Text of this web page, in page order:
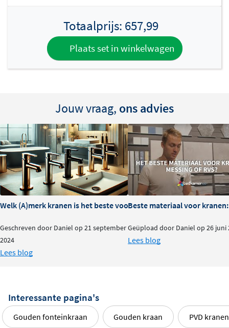
Totaalprijs: 657,99
Plaats set in winkelwagen
Jouw vraag, ons advies
Welk (A)merk kranen is het beste voor je badkamer?
Geschreven door Daniel op 21 september
2024
Lees blog
Beste materiaal voor kranen:
Geüpload door Daniel op 26 juni
Lees blog
Interessante pagina's
Gouden fonteinkraan Gouden kraan PVD kranen